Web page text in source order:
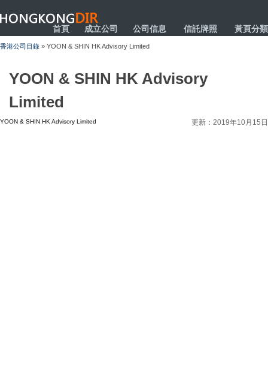
HONGKONGDIR
首頁 成立公司 公司信息 信託牌照 黃頁分類
香港公司目錄 » YOON & SHIN HK Advisory Limited
YOON & SHIN HK Advisory
Limited
YOON & SHIN HK Advisory Limited 更新：2019年10月15日